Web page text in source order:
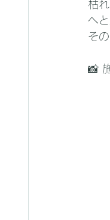
枯
へ
そ
📸